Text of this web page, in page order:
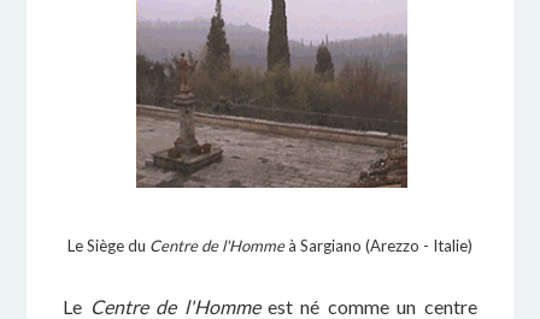
Le Siège du Centre de l'Hommeà Sargiano (Arezzo - Italie)
Le Centre de l'Hommeest né comme un centre